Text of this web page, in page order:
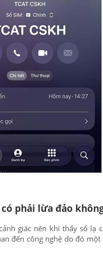
có phải lừa đảo
giác nên khi thấy số lạ
đến công nghệ do đó